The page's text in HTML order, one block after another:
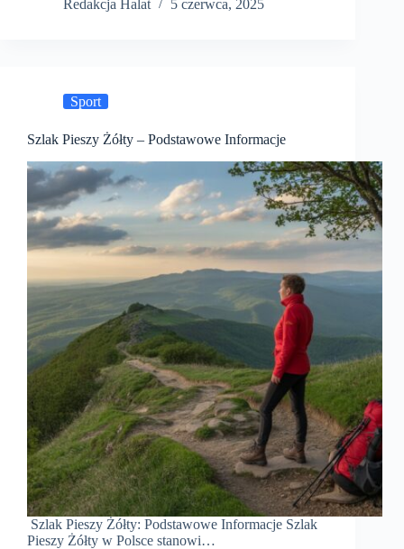
Redakcja Halat 5 czerwca, 2025
Sport
Szlak Pieszy Żółty – Podstawowe Informacje
Szlak Pieszy Żółty: Podstawowe Informacje Szlak
Pieszy Żółty w Polsce stanowi…